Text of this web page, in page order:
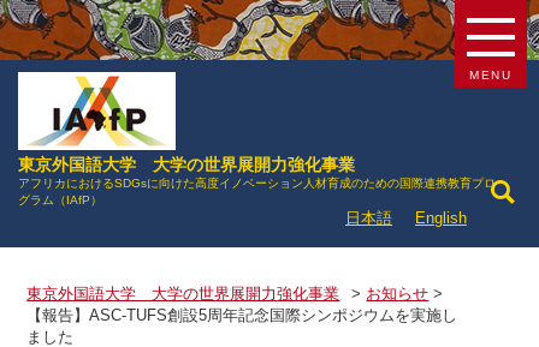
東京外国語大学 大学の世界展開力強化事業
アフリカにおけるSDGsに向けた高度イノベーション人材育成のための国際連携教育プロ
グラム（IAfP）
日本語 English
MENU
東京外国語大学 大学の世界展開力強化事業 > お知らせ >
【報告】ASC-TUFS創設5周年記念国際シンポジウムを実施し
ました